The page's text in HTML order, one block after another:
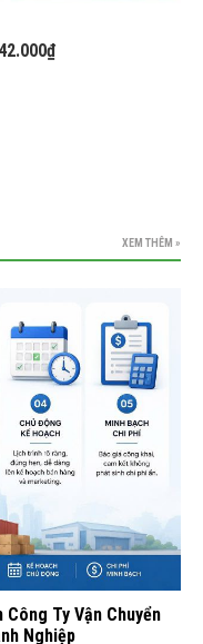
XEM THÊM »
Ty Vận Chuyển
Nghiệp